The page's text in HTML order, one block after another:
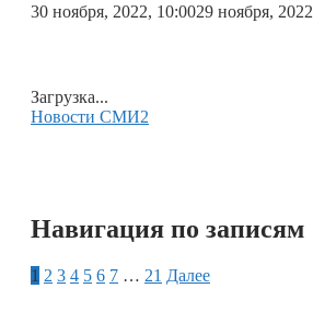
30 ноября, 2022, 10:0029 ноября, 2022
Загрузка...
Новости СМИ2
Навигация по записям
1 2 3 4 5 6 7 … 21 Далее